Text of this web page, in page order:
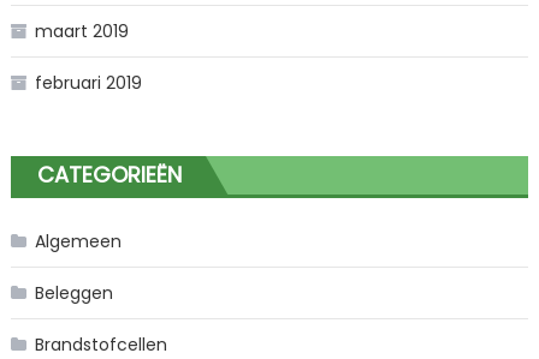
maart 2019
februari 2019
CATEGORIEËN
Algemeen
Beleggen
Brandstofcellen